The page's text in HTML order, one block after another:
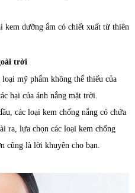
kem dưỡng ẩm có chiết xuất từ thiên
trời
mỹ phẩm không thể thiếu của
hại của ánh nắng mặt trời.
các loại kem chống nắng có chứa
ra, lựa chọn các loại kem chống
cũng là lời khuyên cho bạn.